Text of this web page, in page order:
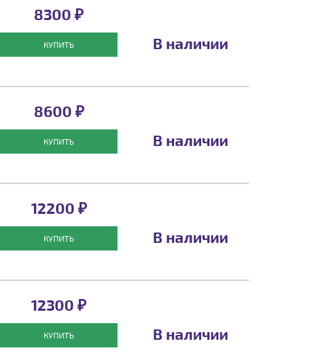
8300 ₽
КУПИТЬ В наличии
8600 ₽
КУПИТЬ В наличии
12200 ₽
КУПИТЬ В наличии
12300 ₽
КУПИТЬ В наличии